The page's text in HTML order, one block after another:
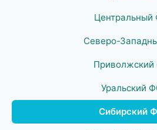
Северо-
Уральский
Сибирский